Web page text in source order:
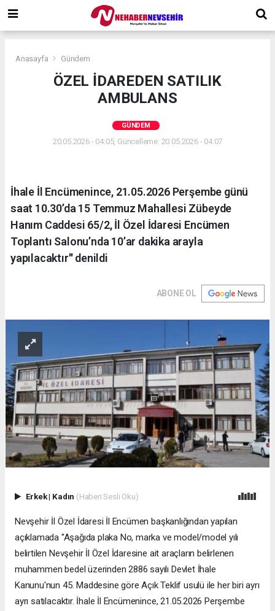
Anasayfa Gündem
ÖZEL İDAREDEN SATILIK
AMBULANS
GÜNDEM
20.05.2026 - 04:05, Güncelleme: 20.05.2026 - 04:07
İhale İl Encümenince, 21.05.2026 Perşembe günü
saat 10.30’da 15 Temmuz Mahallesi Zübeyde
Hanım Caddesi 65/2, İl Özel İdaresi Encümen
Toplantı Salonu’nda 10’ar dakika arayla
yapılacaktır'' denildi
ABONE OL
Erkek| Kadın (Haberi Sesli Oku)
Nevşehir İl Özel İdaresi İl Encümen başkanlığından yapılan
açıklamada ''Aşağıda plaka No, marka ve model/model yılı
belirtilen Nevşehir İl Özel İdaresine ait araçların belirlenen
muhammen bedel üzerinden 2886 sayılı Devlet İhale
Kanunu'nun 45. Maddesine göre Açık Teklif usulü ile her biri ayrı
ayrı satılacaktır. İhale İl Encümenince, 21.05.2026 Perşembe